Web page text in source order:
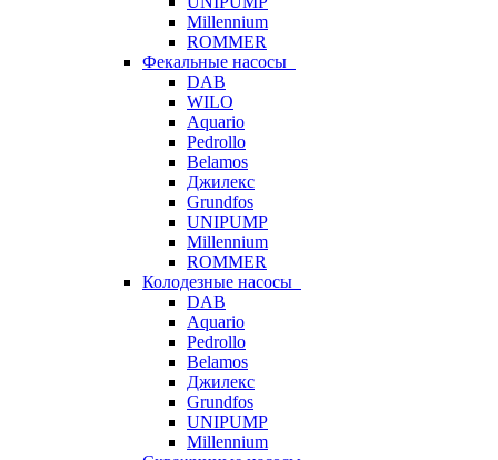
Millennium
ROMMER
Фекальные насосы
DAB
WILO
Aquario
Pedrollo
Belamos
Джилекс
Grundfos
UNIPUMP
Millennium
ROMMER
Колодезные насосы
DAB
Aquario
Pedrollo
Belamos
Джилекс
Grundfos
UNIPUMP
Millennium